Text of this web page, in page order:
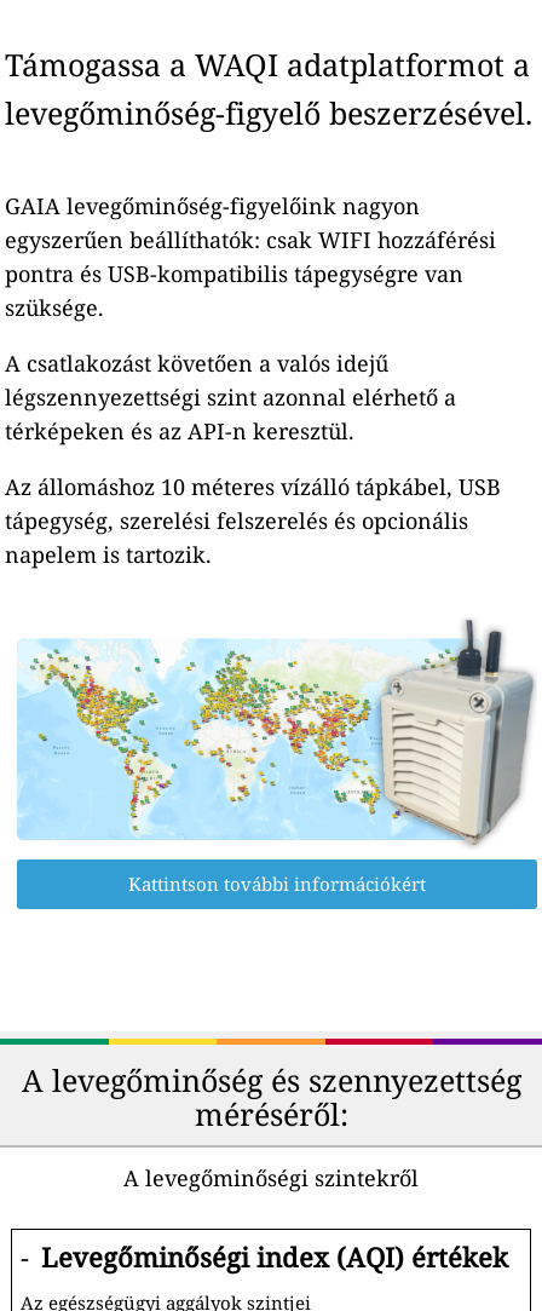
Támogassa a WAQI adatplatformot a
levegőminőség-figyelő beszerzésével.
GAIA levegőminőség-figyelőink nagyon
egyszerűen beállíthatók: csak WIFI hozzáférési
pontra és USB-kompatibilis tápegységre van
szüksége.
A csatlakozást követően a valós idejű
légszennyezettségi szint azonnal elérhető a
térképeken és az API-n keresztül.
Az állomáshoz 10 méteres vízálló tápkábel, USB
tápegység, szerelési felszerelés és opcionális
napelem is tartozik.
Kattintson további információkért
A levegőminőség és szennyezettség
méréséről:
A levegőminőségi szintekről
- Levegőminőségi index (AQI) értékek
Az egészségügyi aggályok szintjei